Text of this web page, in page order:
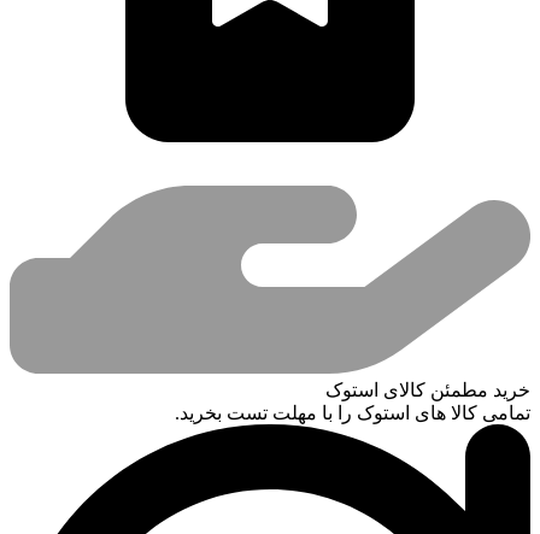
خرید مطمئن کالای استوک
تمامی کالا های استوک را با مهلت تست بخرید.